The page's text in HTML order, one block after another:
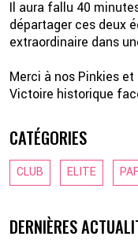
Il aura fallu 40
départager ces deux
extraordinaire dans
Merci à nos Pinkies
Victoire historique
CATÉGORIES
CLUB ELITE
DERNIÈRES